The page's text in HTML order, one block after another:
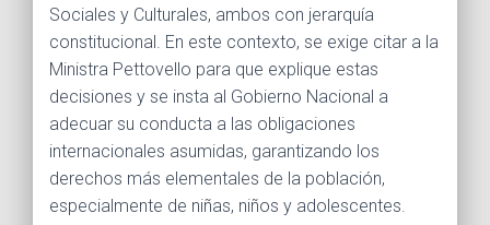
Sociales y Culturales, ambos con jerarquía
constitucional. En este contexto, se exige citar a la
Ministra Pettovello para que explique estas
decisiones y se insta al Gobierno Nacional a
adecuar su conducta a las obligaciones
internacionales asumidas, garantizando los
derechos más elementales de la población,
especialmente de niñas, niños y adolescentes.